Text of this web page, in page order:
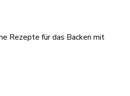
Rezepte für das Backen mit